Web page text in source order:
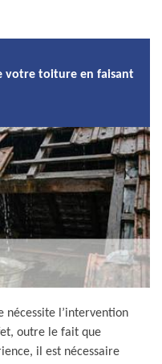
votre toiture en faisant
nécessite l’intervention
outre le fait que
il est nécessaire